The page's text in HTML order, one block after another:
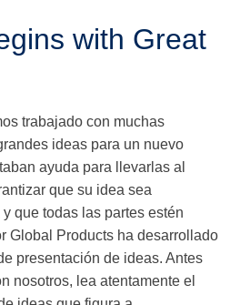
with Great
trabajado con muchas
ideas para un nuevo
ayuda para llevarlas al
que su idea sea
que todas las partes estén
Global Products ha desarrollado
presentación de ideas. Antes
nosotros, lea atentamente el